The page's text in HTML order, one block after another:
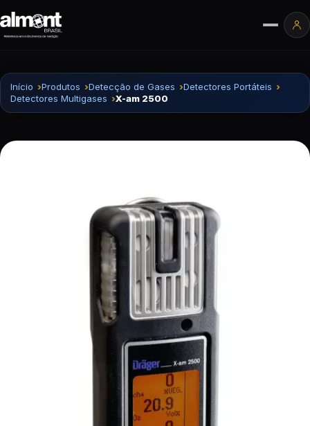
Início Produtos Detecção de Gases
Detectores Portáteis
Detectores Multigases
X-am 2500